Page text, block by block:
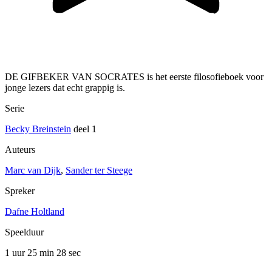
DE GIFBEKER VAN SOCRATES is het eerste filosofieboek voor
jonge lezers dat echt grappig is.
Serie
Becky Breinstein deel 1
Auteurs
Marc van Dijk, Sander ter Steege
Spreker
Dafne Holtland
Speelduur
1 uur 25 min 28 sec